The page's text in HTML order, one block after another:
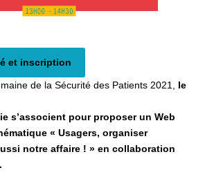
et inscription
de la Sécurité des Patients 2021, le
s’associent pour proposer un Web
« Usagers, organiser
notre affaire ! » en collaboration